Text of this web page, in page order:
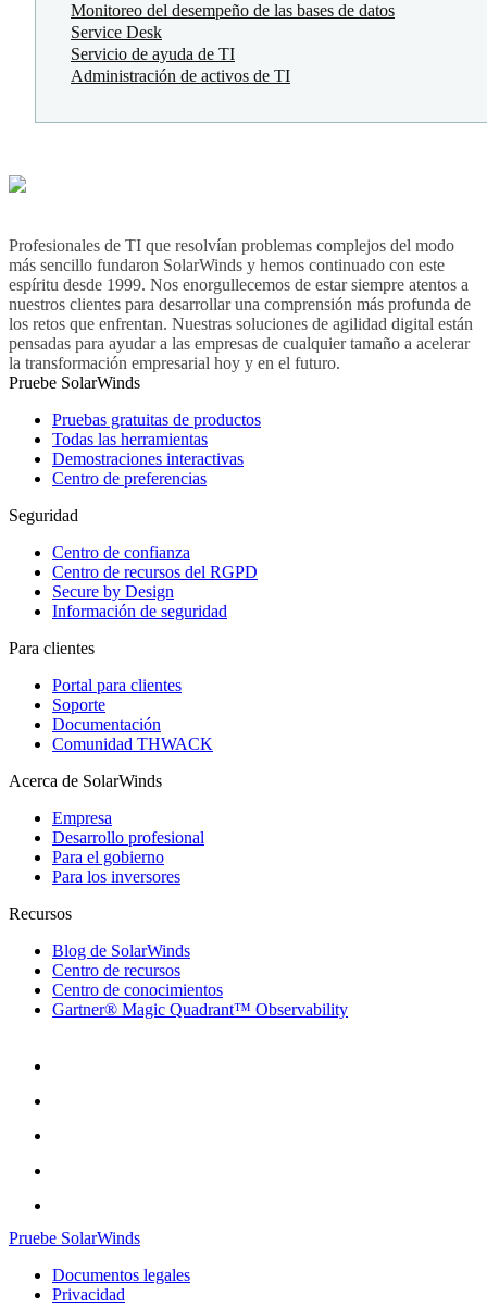
Monitoreo del desempeño de las bases de datos
Service Desk
Servicio de ayuda de TI
Administración de activos de TI
Profesionales de TI que resolvían problemas complejos del modo
más sencillo fundaron SolarWinds y hemos continuado con este
espíritu desde 1999. Nos enorgullecemos de estar siempre atentos a
nuestros clientes para desarrollar una comprensión más profunda de
los retos que enfrentan. Nuestras soluciones de agilidad digital están
pensadas para ayudar a las empresas de cualquier tamaño a acelerar
la transformación empresarial hoy y en el futuro.
Pruebe SolarWinds
Pruebas gratuitas de productos
Todas las herramientas
Demostraciones interactivas
Centro de preferencias
Seguridad
Centro de confianza
Centro de recursos del RGPD
Secure by Design
Información de seguridad
Para clientes
Portal para clientes
Soporte
Documentación
Comunidad THWACK
Acerca de SolarWinds
Empresa
Desarrollo profesional
Para el gobierno
Para los inversores
Recursos
Blog de SolarWinds
Centro de recursos
Centro de conocimientos
Gartner® Magic Quadrant™ Observability
Pruebe SolarWinds
Documentos legales
Privacidad